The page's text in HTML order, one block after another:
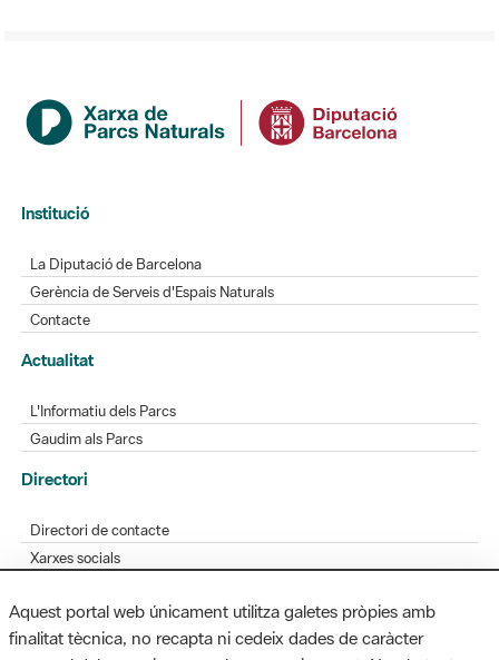
Institució
La Diputació de Barcelona
Gerència de Serveis d'Espais Naturals
Contacte
Actualitat
L'Informatiu dels Parcs
Gaudim als Parcs
Directori
Directori de contacte
Xarxes socials
Bústia de suggeriments
Opineu sobre els parcs
Aquest portal web únicament utilitza galetes pròpies amb
finalitat tècnica, no recapta ni cedeix dades de caràcter